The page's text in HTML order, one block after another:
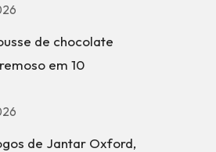
de chocolate
em 10
de Jantar Oxford,